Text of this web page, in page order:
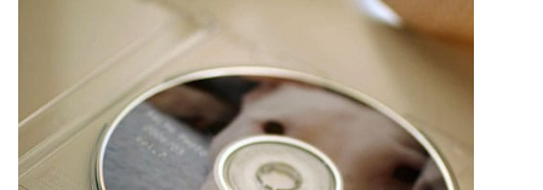
technologie
tajemství
firmy
zdraví
medicína